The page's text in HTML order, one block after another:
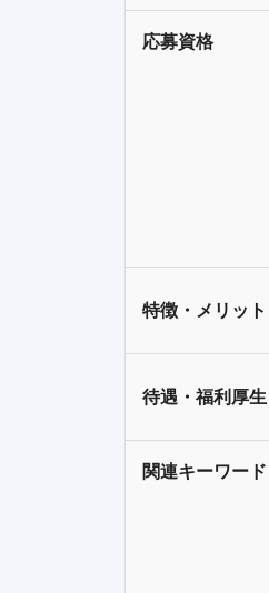
応募資格
特徴・メリット
待遇・福利厚生
関連キーワード